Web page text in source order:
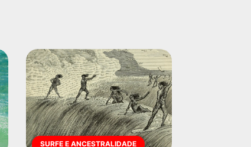
SURFE E ANCESTRALIDADE